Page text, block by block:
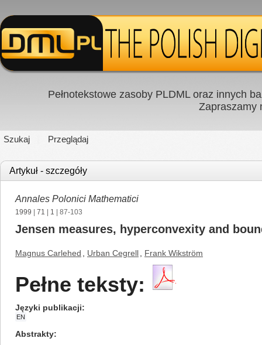
Pełnotekstowe zasoby PLDML oraz innych
Zapraszamy
Szukaj Przeglądaj
Artykuł - szczegóły
Annales Polonici Mathematici
1999 71 1 | 87-103
Jensen measures, hyperconvexity and
Magnus Carlehed Urban Cegrell Frank Wikström
Pełne teksty:
Języki publikacji
EN
Abstrakty